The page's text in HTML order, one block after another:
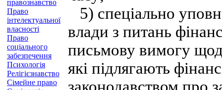
правознавство
Право
інтелектуальної
власності
Право
соціального
забезпечення
Психологія
Релігієзнавство
Сімейне право
5) спеціально
влади з питань
письмову вимогу
які підлягають